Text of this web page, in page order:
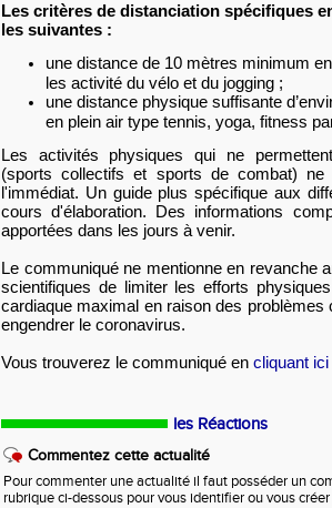
Les critères de distanciation spécifiques
les suivantes :
une distance de 10 mètres minimum
les activité du vélo et du jogging ;
une distance physique suffisante
en plein air type tennis, yoga, fitness
Les activités physiques qui ne
(sports collectifs et sports de combat) ne
l'immédiat. Un guide plus spécifique aux
cours d'élaboration. Des informations
apportées dans les jours à venir.
Le communiqué ne mentionne en revanche
scientifiques de limiter les efforts
cardiaque maximal en raison des problèmes
engendrer le coronavirus.
Vous trouverez le communiqué en cliquant ici
les Réactions
Commentez cette actualité
Pour commenter une actualité il faut posséder un
rubrique ci-dessous pour vous identifier ou vous